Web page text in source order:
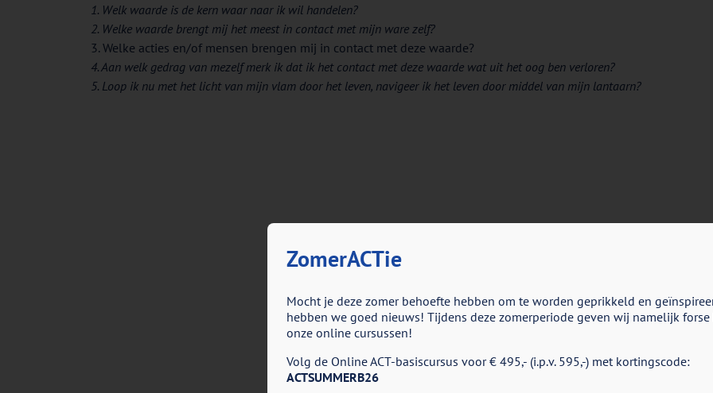
1. Welk waarde is de kern waar naar ik wil handelen?
2. Welke waarde brengt mij het meest in contact met mijn ware zelf?
3. Welke acties en/of mensen brengen mij in contact met deze waarde?
4. Aan welk gedrag van mezelf merk ik dat ik het contact met deze waarde wat uit het oog ben verloren?
5. Loop ik nu met het licht van mijn vlam door het leven, navigeer ik het leven door middel van mijn lantaarn?
ZomerACTie
Mocht je deze zomer behoefte hebben om te worden geprikkeld en
hebben we goed nieuws! Tijdens deze zomerperiode geven wij namelijk
onze online cursussen!
Volg de Online ACT-basiscursus voor € 495,- (i.p.v. 595,-) met kortingscode:
ACTSUMMERB26